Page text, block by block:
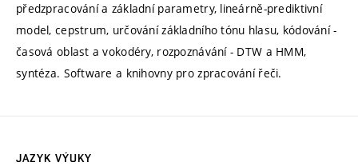
předzpracování a základní parametry, lineárně-prediktivní
model, cepstrum, určování základního tónu hlasu, kódování -
časová oblast a vokodéry, rozpoznávání - DTW a HMM,
syntéza. Software a knihovny pro zpracování řeči.
JAZYK VÝUKY